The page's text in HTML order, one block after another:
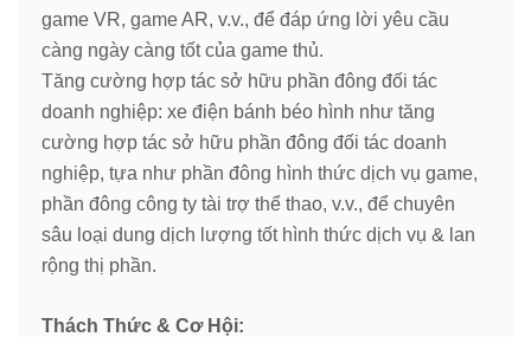
game VR, game AR, v.v., để đáp ứng lời yêu cầu
càng ngày càng tốt của game thủ.
Tăng cường hợp tác sở hữu phần đông đối tác
doanh nghiệp: xe điện bánh béo hình như tăng
cường hợp tác sở hữu phần đông đối tác doanh
nghiệp, tựa như phần đông hình thức dịch vụ game,
phần đông công ty tài trợ thể thao, v.v., để chuyên
sâu loại dung dịch lượng tốt hình thức dịch vụ & lan
rộng thị phần.
Thách Thức & Cơ Hội: